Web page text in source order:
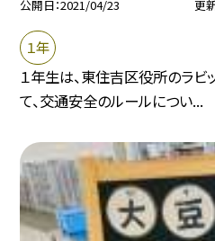
公開日 2021/04/23 更
１年
１年生は、東住吉区役所のラ
て、交通安全のルールについ...